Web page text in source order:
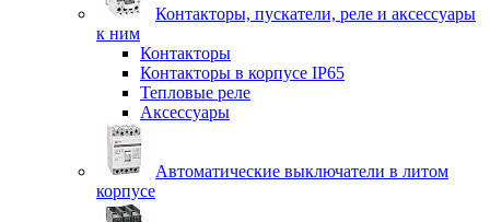
Контакторы, пускатели, реле и аксессуары
к ним
Контакторы
Контакторы в корпусе IP65
Тепловые реле
Аксессуары
Автоматические выключатели в литом
корпусе